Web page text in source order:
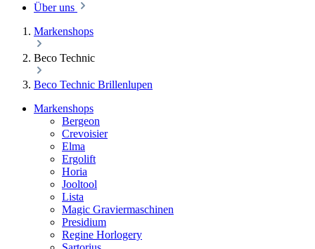
Über uns
Markenshops
Beco Technic
Beco Technic Brillenlupen
Markenshops
Bergeon
Crevoisier
Elma
Ergolift
Horia
Jooltool
Lista
Magic Graviermaschinen
Presidium
Regine Horlogery